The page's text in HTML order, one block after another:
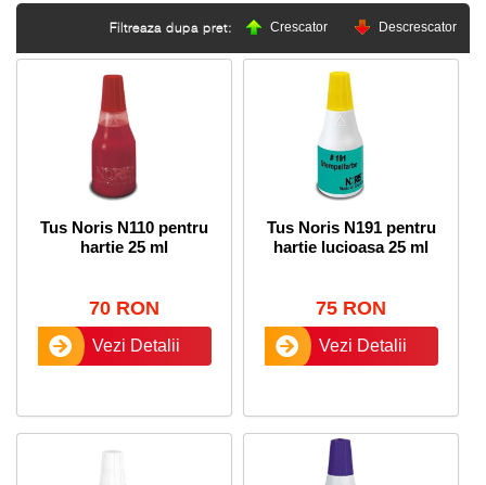
Filtreaza dupa pret: Crescator Descrescator
Tus Noris N110 pentru
hartie 25 ml
70 RON
Vezi Detalii
Tus Noris N191 pentru
hartie lucioasa 25 ml
75 RON
Vezi Detalii